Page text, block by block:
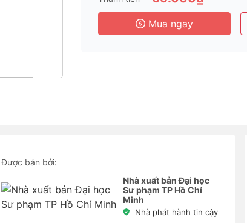
Mua ngay
Được bán bởi:
Nhà xuất bản Đại học
Sư phạm TP Hồ Chí
Minh
Nhà phát hành tin cậy